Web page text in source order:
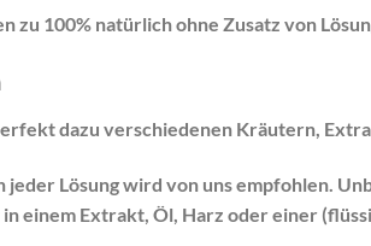
zu 100% natürlich ohne Zusatz von
dazu verschiedenen Kräutern,
jeder Lösung wird von uns empfohlen.
einem Extrakt, Öl, Harz oder einer